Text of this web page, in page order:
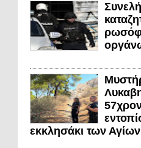
εκκλησάκι των